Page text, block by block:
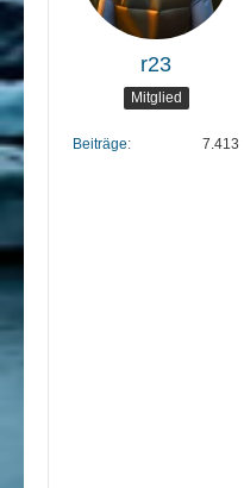
r23
Mitglied
Beiträge 7.413